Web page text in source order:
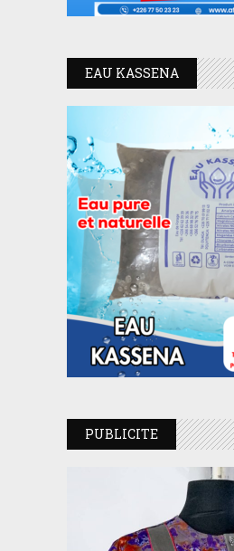
EAU KASSENA
PUBLICITE